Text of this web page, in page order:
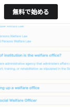
無料で始める